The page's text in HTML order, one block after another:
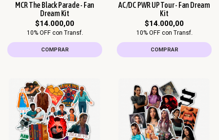
MCR The Black Parade - Fan
Dream Kit
$14.000,00
10% OFF con Transf.
COMPRAR
AC/DC PWR UP Tour - Fan Dream
Kit
$14.000,00
10% OFF con Transf.
COMPRAR